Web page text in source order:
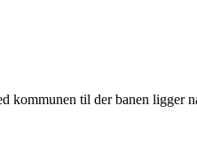
kommunen til der banen ligger